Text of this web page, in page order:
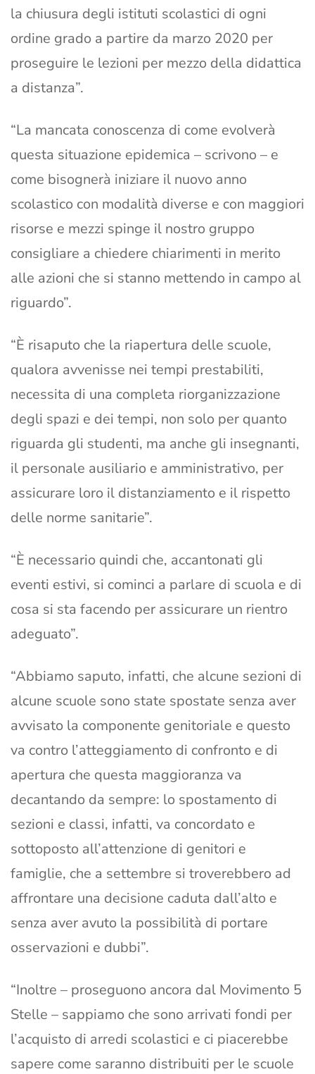
la chiusura degli istituti scolastici di ogni
ordine grado a partire da marzo 2020 per
proseguire le lezioni per mezzo della didattica
a distanza”.
“La mancata conoscenza di come evolverà
questa situazione epidemica – scrivono – e
come bisognerà iniziare il nuovo anno
scolastico con modalità diverse e con maggiori
risorse e mezzi spinge il nostro gruppo
consigliare a chiedere chiarimenti in merito
alle azioni che si stanno mettendo in campo al
riguardo”.
“È risaputo che la riapertura delle scuole,
qualora avvenisse nei tempi prestabiliti,
necessita di una completa riorganizzazione
degli spazi e dei tempi, non solo per quanto
riguarda gli studenti, ma anche gli insegnanti,
il personale ausiliario e amministrativo, per
assicurare loro il distanziamento e il rispetto
delle norme sanitarie”.
“È necessario quindi che, accantonati gli
eventi estivi, si cominci a parlare di scuola e di
cosa si sta facendo per assicurare un rientro
adeguato”.
“Abbiamo saputo, infatti, che alcune sezioni di
alcune scuole sono state spostate senza aver
avvisato la componente genitoriale e questo
va contro l’atteggiamento di confronto e di
apertura che questa maggioranza va
decantando da sempre: lo spostamento di
sezioni e classi, infatti, va concordato e
sottoposto all’attenzione di genitori e
famiglie, che a settembre si troverebbero ad
affrontare una decisione caduta dall’alto e
senza aver avuto la possibilità di portare
osservazioni e dubbi”.
“Inoltre – proseguono ancora dal Movimento 5
Stelle – sappiamo che sono arrivati fondi per
l’acquisto di arredi scolastici e ci piacerebbe
sapere come saranno distribuiti per le scuole